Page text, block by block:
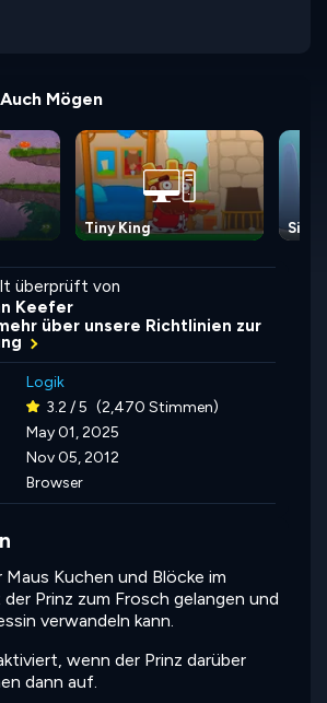
Mögen
Tiny King
überprüft von
Keefer
über unsere Richtlinien zur
Logik
3.2 / 5 (2,470 Stimmen)
May 01, 2025
Nov 05, 2012
Browser
Kuchen und Blöcke im
Prinz zum Frosch gelangen und
verwandeln kann.
wenn der Prinz darüber
dann auf.